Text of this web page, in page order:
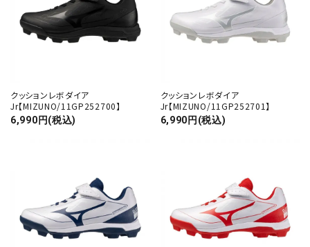
クッションレボダイア
Jr【MIZUNO/11GP252700】
6,990円(税込)
クッションレボダイア
Jr【MIZUNO/11GP252701】
6,990円(税込)